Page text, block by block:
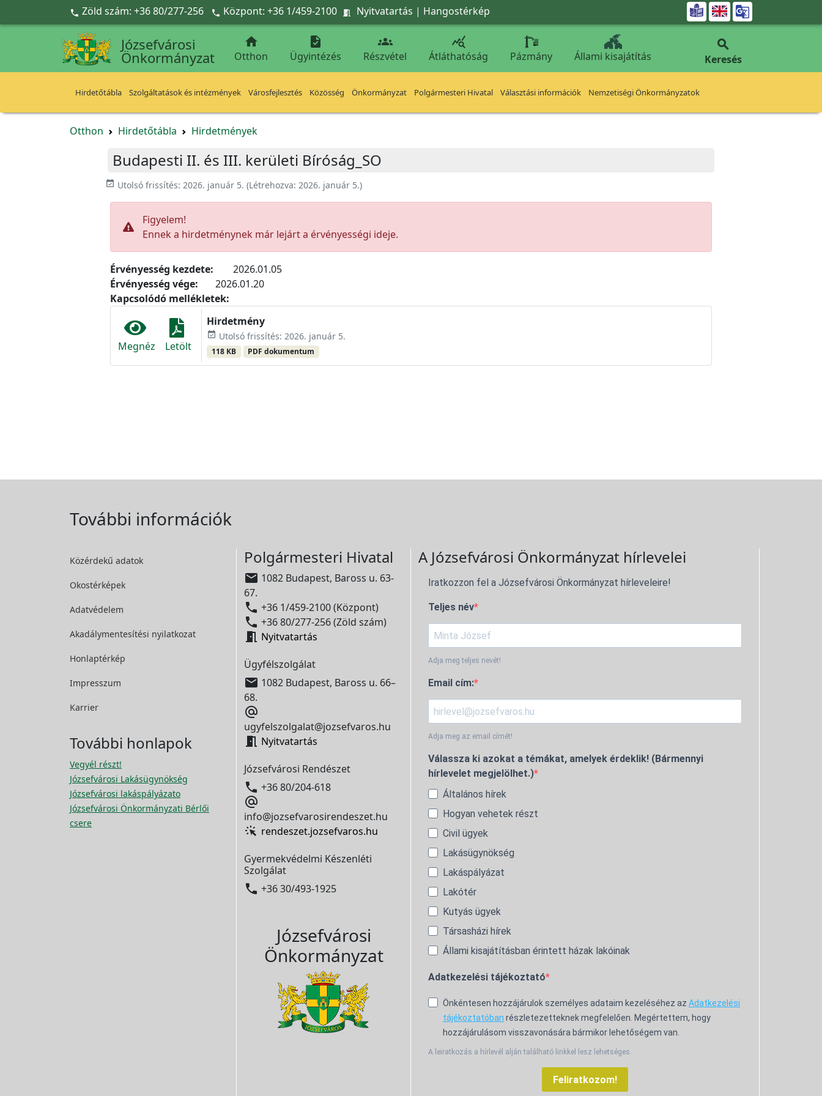
Ugrás a fő tartalomra
 Zöld szám: +36 80/277-256  Központ: +36 1/459-2100  Nyitvatartás | Hangostérkép 
Józsefvárosi
Önkormányzat

Otthon

Ügyintézés

Részvétel

Átláthatóság Pázmány Állami kisajátítás

Keresés
Hirdetőtábla Szolgáltatások és intézmények Városfejlesztés Közösség Önkormányzat Polgármesteri Hivatal Választási információk Nemzetiségi Önkormányzatok
Otthon Hirdetőtábla Hirdetmények
Budapesti II. és III. kerületi Bíróság_SO
event_available Utolsó frissítés: 2026. január 5. (Létrehozva: 2026. január 5.)
Figyelem!
Ennek a hirdetménynek már lejárt a érvényességi ideje.
Érvényesség kezdete:
2026.01.05
Érvényesség vége:
2026.01.20
Kapcsolódó mellékletek:
Megnéz Letölt
Hirdetmény
event_available Utolsó frissítés: 2026. január 5.
118 KB PDF dokumentum
További információk
Közérdekű adatok
Okostérképek
Adatvédelem
Akadálymentesítési nyilatkozat
Honlaptérkép
Impresszum
Karrier
További honlapok
Vegyél részt!
Józsefvárosi Lakásügynökség
Józsefvárosi lakáspályázato
Józsefvárosi Önkormányzati Bérlői
csere
Polgármesteri Hivatal
 1082 Budapest, Baross u. 63-
67.
 +36 1/459-2100 (Központ)
 +36 80/277-256 (Zöld szám)
 Nyitvatartás
Ügyfélszolgálat
 1082 Budapest, Baross u. 66–
68.

ugyfelszolgalat@jozsefvaros.hu
 Nyitvatartás
Józsefvárosi Rendészet
 +36 80/204-618

info@jozsefvarosirendeszet.hu
rendeszet.jozsefvaros.hu
Gyermekvédelmi Készenléti
Szolgálat
 +36 30/493-1925
Józsefvárosi
Önkormányzat
A Józsefvárosi Önkormányzat hírlevelei
Iratkozzon fel a Józsefvárosi Önkormányzat hírleveleire!
Teljes név
Adja meg teljes nevét!
Email cím:
Adja meg az email címét!
Válassza ki azokat a témákat, amelyek érdeklik! (Bármennyi
hírlevelet megjelölhet.)
Általános hírek
Hogyan vehetek részt
Civil ügyek
Lakásügynökség
Lakáspályázat
Lakótér
Kutyás ügyek
Társasházi hírek
Állami kisajátításban érintett házak lakóinak
Adatkezelési tájékoztató
Önkéntesen hozzájárulok személyes adataim kezeléséhez az Adatkezelési
tájékoztatóban részletezetteknek megfelelően. Megértettem, hogy
hozzájárulásom visszavonására bármikor lehetőségem van.
A leiratkozás a hírlevél alján található linkkel lesz lehetséges.
Feliratkozom!